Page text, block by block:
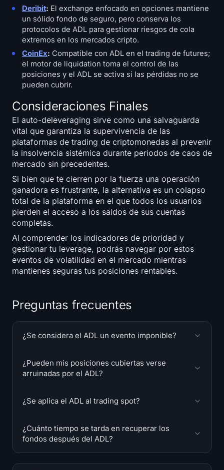
Deribit: El exchange enfocado en opciones mantiene
un sólido fondo de seguro, pero conserva los
protocolos de ADL para gestionar riesgos de cola
extremos en los mercados cripto.
CoinEx: Compatible con ADL en el trading de futures;
el motor de liquidation toma el control de las
posiciones y el ADL se activa si las pérdidas no se
pueden cubrir.
Consideraciones Finales
El auto-deleveraging sirve como una salvaguarda
vital que garantiza la supervivencia de las
plataformas de trading de criptomonedas al prevenir
la insolvencia sistémica durante periodos de caos de
mercado sin precedentes.
Si bien que te cierren por la fuerza una operación
ganadora es frustrante, la alternativa es un colapso
total de la plataforma en el que todos los usuarios
pierden el acceso a los saldos de sus cuentas
completas.
Al comprender los indicadores de prioridad y
gestionar tu leverage, podrás navegar por estos
eventos de volatilidad en el mercado mientras
mantienes seguras tus posiciones rentables.
Preguntas frecuentes
¿Se considera el ADL un evento imponible?
¿Pueden mis posiciones cubiertas verse
arruinadas por el ADL?
¿Se aplica el ADL al trading spot?
¿Cuánto tiempo se tarda en recuperar los
fondos después del ADL?